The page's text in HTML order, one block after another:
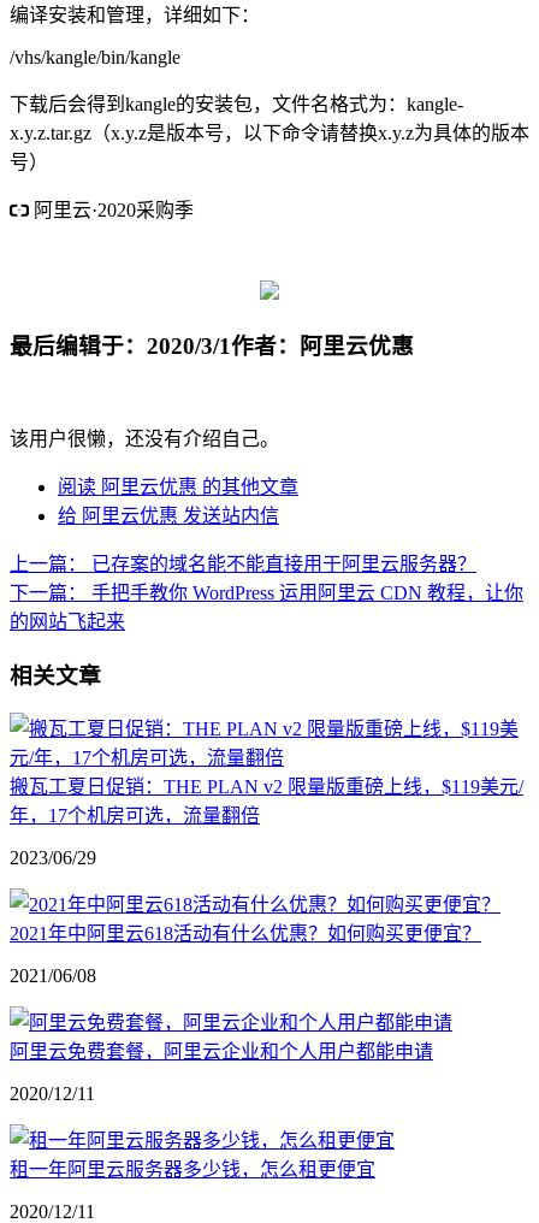
编译安装和管理，详细如下：
/vhs/kangle/bin/kangle
下载后会得到kangle的安装包，文件名格式为：kangle-
x.y.z.tar.gz（x.y.z是版本号，以下命令请替换x.y.z为具体的版本
号）
阿里云·2020采购季
最后编辑于：2020/3/1作者：阿里云优惠
该用户很懒，还没有介绍自己。
阅读 阿里云优惠 的其他文章
给 阿里云优惠 发送站内信
上一篇：
已存案的域名能不能直接用于阿里云服务器？
下一篇：
手把手教你 WordPress 运用阿里云 CDN 教程，让你
的网站飞起来
相关文章
搬瓦工夏日促销：THE PLAN v2 限量版重磅上线，$119美元/
年，17个机房可选，流量翻倍
2023/06/29
2021年中阿里云618活动有什么优惠？如何购买更便宜？
2021/06/08
阿里云免费套餐，阿里云企业和个人用户都能申请
2020/12/11
租一年阿里云服务器多少钱，怎么租更便宜
2020/12/11